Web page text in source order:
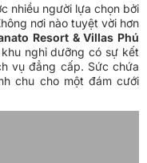
nhiều người lựa chọn bởi
nơi nào tuyệt vời hơn
Resort & Villas Phú
nghỉ dưỡng có sự kết
vụ đẳng cấp. Sức chứa
chu cho một đám cưới